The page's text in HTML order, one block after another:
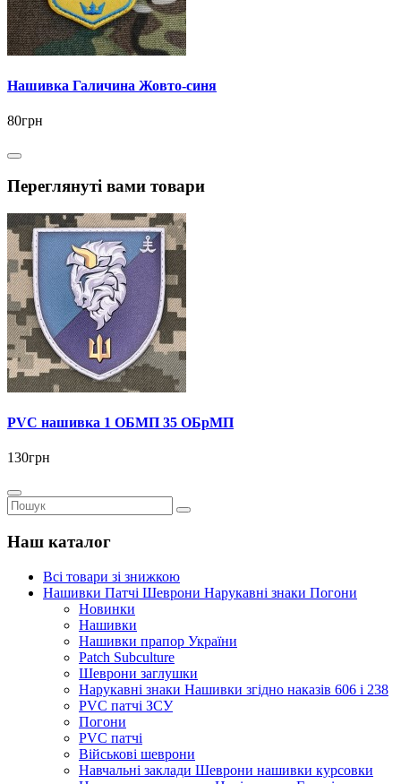
Нашивка Галичина Жовто-синя
80грн
Переглянуті вами товари
PVC нашивка 1 ОБМП 35 ОБрМП
130грн
Наш каталог
Всі товари зі знижкою
Нашивки Патчі Шеврони Нарукавні знаки Погони
Новинки
Нашивки
Нашивки прапор України
Рatch Subculture
Шеврони заглушки
Нарукавні знаки Нашивки згідно наказів 606 і 238
PVC патчі ЗСУ
Погони
PVC патчі
Військові шеврони
Навчальні заклади Шеврони нашивки курсовки